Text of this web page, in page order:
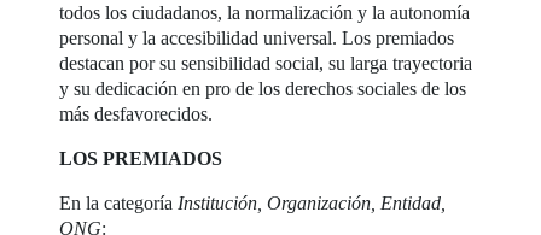
todos los ciudadanos, la normalización y la autonomía
personal y la accesibilidad universal. Los premiados
destacan por su sensibilidad social, su larga trayectoria
y su dedicación en pro de los derechos sociales de los
más desfavorecidos.
LOS PREMIADOS
En la categoría Institución, Organización, Entidad,
ONG: